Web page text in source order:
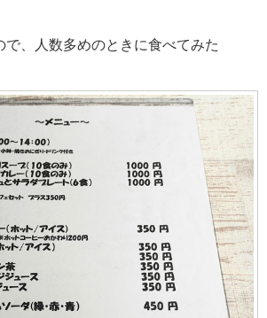
で、人数多めのときに食べてみた